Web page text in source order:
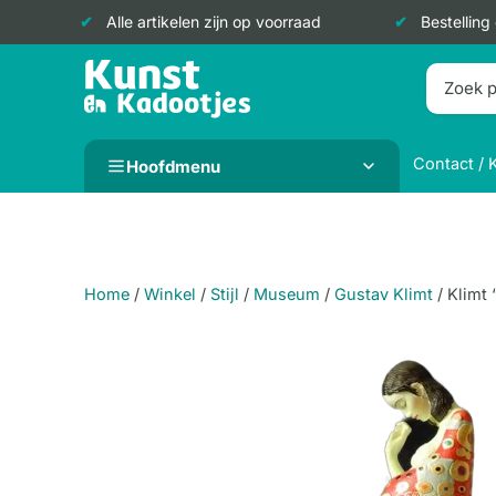
Alle artikelen zijn op voorraad
Doorgaan
Hoofdmenu Contact /
Home / Winkel / Stijl / Museum / Gustav Klimt / Klimt